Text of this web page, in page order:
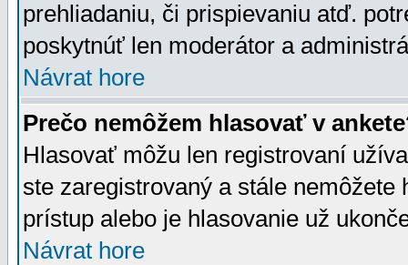
prehliadaniu, či prispievaniu atď.
poskytnúť len moderátor a
Návrat hore
Prečo nemôžem hlasovať v
Hlasovať môžu len registrovaní
ste zaregistrovaný a stále
prístup alebo je hlasovanie už
Návrat hore